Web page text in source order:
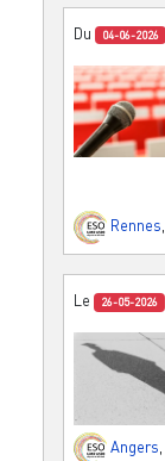
Du 04-06-2026
Rennes,
Le 26-05-2026
Angers,